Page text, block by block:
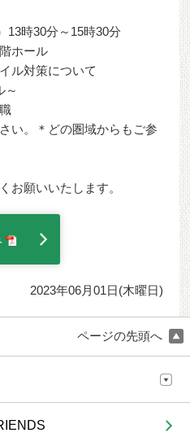
13時30分～15時30分
ホール
ル対策について
～
い。＊どの圏域からもご参
お願いいたします。
2023年06月01日(木曜日)
ページの先頭へ